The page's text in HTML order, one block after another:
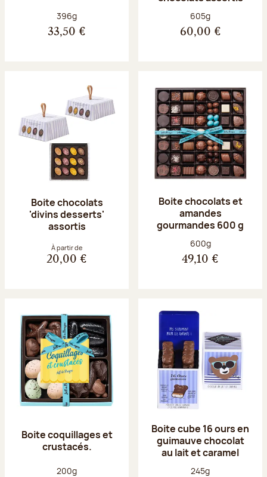
Poids net :
396g
33,50 €
Poids net :
605g
60,00 €
Boite chocolats
'divins desserts'
assortis
À partir de
20,00 €
Boite chocolats et
amandes
gourmandes 600 g
Poids net :
600g
49,10 €
Boite coquillages et
crustacés.
Poids net :
200g
Boite cube 16 ours en
guimauve chocolat
au lait et caramel
Poids net :
245g